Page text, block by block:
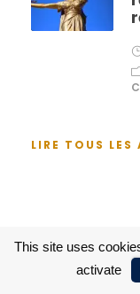
LIRE TOUS LES
This site uses
activate